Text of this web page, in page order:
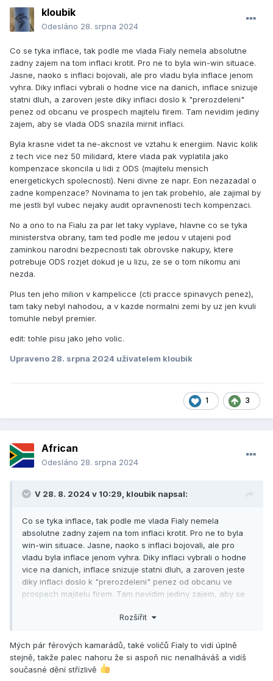
kloubik
Odesláno 28. srpna 2024
Co se tyka inflace, tak podle me vlada Fialy nemela absolutne
zadny zajem na tom inflaci krotit. Pro ne to byla win-win situace.
Jasne, naoko s inflaci bojovali, ale pro vladu byla inflace jenom
vyhra. Diky inflaci vybrali o hodne vice na danich, inflace snizuje
statni dluh, a zaroven jeste diky inflaci doslo k "prerozdeleni"
penez od obcanu ve prospech majitelu firem. Tam nevidim jediny
zajem, aby se vlada ODS snazila mirnit inflaci.
Byla krasne videt ta ne-akcnost ve vztahu k energiim. Navic kolik
z tech vice nez 50 milidard, ktere vlada pak vyplatila jako
kompenzace skoncila u lidi z ODS (majitelu mensich
energetickych spolecnosti). Neni divne ze napr. Eon nezazadal o
zadne kompenzace? Novinama to jen tak probehlo, ale zajimal by
me jestli byl vubec nejaky audit opravnenosti tech kompenzaci.
No a ono to na Fialu za par let taky vyplave, hlavne co se tyka
ministerstva obrany, tam ted podle me jedou v utajeni pod
zaminkou narodni bezpecnosti tak obrovske nakupy, ktere
potrebuje ODS rozjet dokud je u lizu, ze se o tom nikomu ani
nezda.
Plus ten jeho milion v kampelicce (cti pracce spinavych penez),
tam taky nebyl nahodou, a v kazde normalni zemi by uz jen kvuli
tomuhle nebyl premier.
edit: tohle pisu jako jeho volic.
Upraveno 28. srpna 2024 uživatelem kloubik
1 3
African
Odesláno 28. srpna 2024
V 28. 8. 2024 v 10:29, kloubik napsal:
Co se tyka inflace, tak podle me vlada Fialy nemela
absolutne zadny zajem na tom inflaci krotit. Pro ne to byla
win-win situace. Jasne, naoko s inflaci bojovali, ale pro
vladu byla inflace jenom vyhra. Diky inflaci vybrali o hodne
vice na danich, inflace snizuje statni dluh, a zaroven jeste
diky inflaci doslo k "prerozdeleni" penez od obcanu ve
prospech majitelu firem. Tam nevidim jediny zajem, aby se
jako kompenzace skoncila u lidi z ODS (majitelu mensich
energetickych spolecnosti). Neni divne ze napr. Eon
nezazadal o zadne kompenzace? Novinama to jen tak
Rozšířit
Mých pár férových kamarádů, také voličů Fialy to vidí úplně
stejně, takže palec nahoru že si aspoň nic nenalháváš a vidíš
současné dění střízlivě